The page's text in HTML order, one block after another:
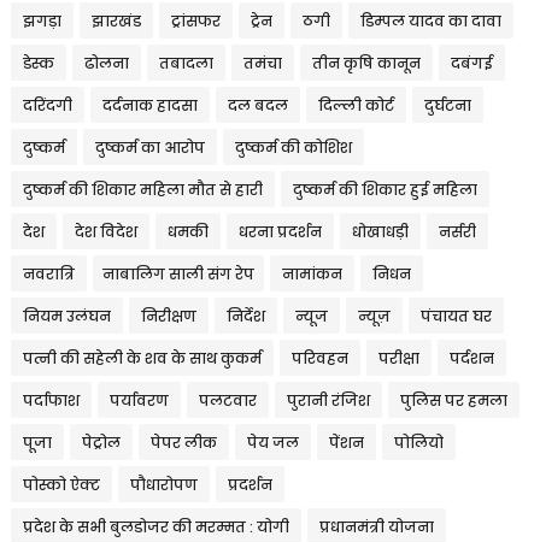
झगड़ा झारखंड ट्रांसफर ट्रेन ठगी डिम्पल यादव का दावा
डेस्क ढोलना तबादला तमंचा तीन कृषि कानून दबंगई
दरिंदगी दर्दनाक हादसा दल बदल दिल्ली कोर्ट दुर्घटना
दुष्कर्म दुष्कर्म का आरोप दुष्कर्म की कोशिश
दुष्कर्म की शिकार महिला मौत से हारी दुष्कर्म की शिकार हुई महिला
देश देश विदेश धमकी धरना प्रदर्शन धोखाधड़ी नर्सरी
नवरात्रि नाबालिग साली संग रेप नामांकन निधन
नियम उलंघन निरीक्षण निर्देश न्यूज न्यूज़ पंचायत घर
पत्नी की सहेली के शव के साथ कुकर्म परिवहन परीक्षा पर्दशन
पर्दाफाश पर्यावरण पलटवार पुरानी रंजिश पुलिस पर हमला
पूजा पेट्रोल पेपर लीक पेय जल पेंशन पोलियो
पोस्को ऐक्ट पौधारोपण प्रदर्शन
प्रदेश के सभी बुलडोजर की मरम्मत : योगी प्रधानमंत्री योजना